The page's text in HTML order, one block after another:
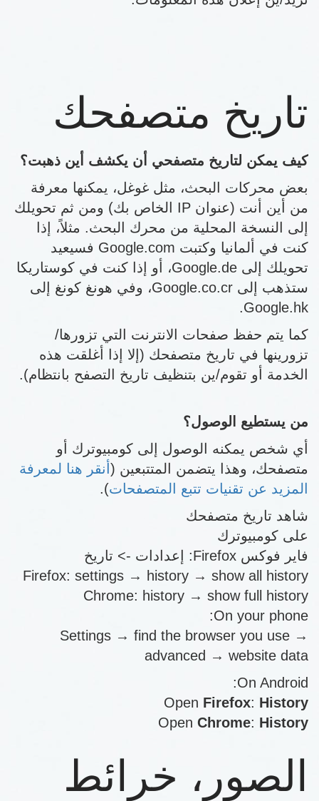
تاريخ متصفحك
كيف يمكن لتاريخ متصفحي أن يكشف أين ذهبت؟
بعض محركات البحث، مثل غوغل، يمكنها معرفة
من أين أنت (عنوان IP الخاص بك) ومن ثم تحويلك
إلى النسخة المحلية من محرك البحث. مثلاً، إذا
كنت في ألمانيا وكتبت Google.com فسيعيد
تحويلك إلى Google.de، أو إذا كنت في كوستاريكا
ستذهب إلى Google.co.cr، وفي هونغ كونغ إلى
Google.hk.
كما يتم حفظ صفحات الانترنت التي تزورها/
تزورينها في تاريخ متصفحك (إلا إذا أغلقت هذه
الخدمة أو تقوم/ين بتنظيف تاريخ التصفح بانتظام).
من يستطيع الوصول؟
أي شخص يمكنه الوصول إلى كومبيوترك أو
متصفحك، وهذا يتضمن المتتبعين ( أنقر هنا لمعرفة
المزيد عن تقنيات تتبع المتصفحات).
شاهد تاريخ متصفحك
على كومبيوترك
فاير فوكس Firefox: إعدادات -> تاريخ
Firefox: settings → history → show all history
Chrome: history → show full history
On your phone:
Settings → find the browser you use →
advanced → website data
On Android:
Open Firefox: History
Open Chrome: History
الصور، خرائط